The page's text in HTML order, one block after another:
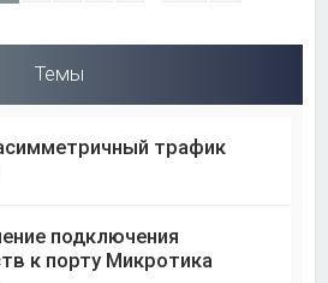
Темы
трафик
подключения
к порту Микротика